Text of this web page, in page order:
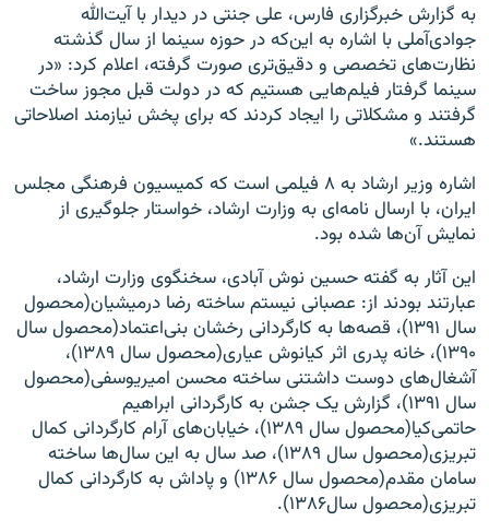
به گزارش خبرگزاری فارس، علی جنتی ‌در دیدار با آیت‌الله
جوادی‌آملی با اشاره به این‌که در حوزه سینما از سال گذشته
نظارت‌های تخصصی و دقیق‌تری صورت گرفته، اعلام کرد: «در
سینما گرفتار فیلم‌هایی هستیم که در دولت قبل مجوز ساخت
گرفتند و مشکلاتی را ایجاد کردند که برای پخش نیازمند اصلاحاتی
هستند.»
اشاره وزیر ارشاد به ۸ فیلمی است که کمیسیون فرهنگی مجلس
ایران،‌ با ارسال نامه‌ای به وزارت ارشاد،‌ خواستار جلوگیری از
نمایش آن‌ها شده بود.
این آثار به گفته حسین نوش آبادی،‌ سخنگوی وزارت ارشاد،‌
عبارتند بودند از: عصبانی نیستم ساخته رضا درمیشیان(محصول
سال ۱۳۹۱)، قصه‌ها به کارگردانی رخشان بنی‌اعتماد(محصول سال
۱۳۹۰)،‌ خانه پدری اثر کیانوش عیاری(محصول سال ۱۳۸۹)،
آشغال‌های دوست داشتنی ساخته محسن امیریوسفی(محصول
سال ۱۳۹۱)، گزارش یک جشن به کارگردانی ابراهیم
حاتمی‌کیا(محصول سال ۱۳۸۹)، خیابان‌های آرام کارگردانی کمال
تبریزی(محصول سال ۱۳۸۹)، صد سال به این سال‌ها ساخته
سامان مقدم(محصول سال ۱۳۸۶) و پاداش به کارگردانی کمال
تبریزی(محصول سال۱۳۸۶).